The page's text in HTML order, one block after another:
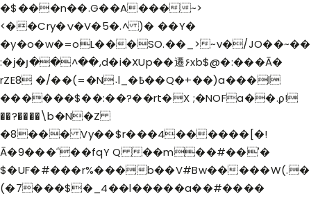
�$���n��.G��A���~>
<��Cry�ݍ�V�5�.^ )� ��Y�
�y�o�w�=oL���SO.��_>~v�/JO��~��
:�ϳ�յ��^��,d�i�XUp��遷۶xb$@�:���Ā�
rZE8 �/��(=�N˕l_�߿��Q�+��)a���l
������$��:��?��rt�X ;�NOFa��.ϼ!
��?����\b�N�Z
�8��� Vy��$r���4������[�!
Ā�9���΅��fqY Q ��m��#��'�
$�UF�#���r%���b��V#Bw�����W(.�
(�7���$�_4��l�����a��#����